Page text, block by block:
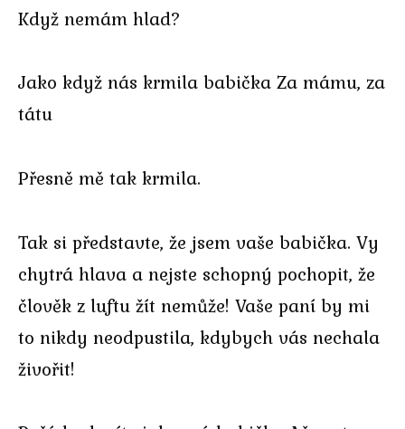
Když nemám hlad?
Jako když nás krmila babička Za mámu, za
tátu
Přesně mě tak krmila.
Tak si představte, že jsem vaše babička. Vy
chytrá hlava a nejste schopný pochopit, že
člověk z luftu žít nemůže! Vaše paní by mi
to nikdy neodpustila, kdybych vás nechala
živořit!